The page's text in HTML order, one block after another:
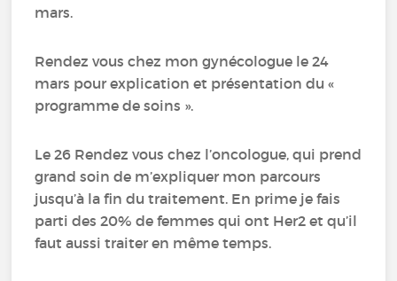
mars.
Rendez vous chez mon gynécologue le 24
mars pour explication et présentation du «
programme de soins ».
Le 26 Rendez vous chez l’oncologue, qui prend
grand soin de m’expliquer mon parcours
jusqu’à la fin du traitement. En prime je fais
parti des 20% de femmes qui ont Her2 et qu’il
faut aussi traiter en même temps.